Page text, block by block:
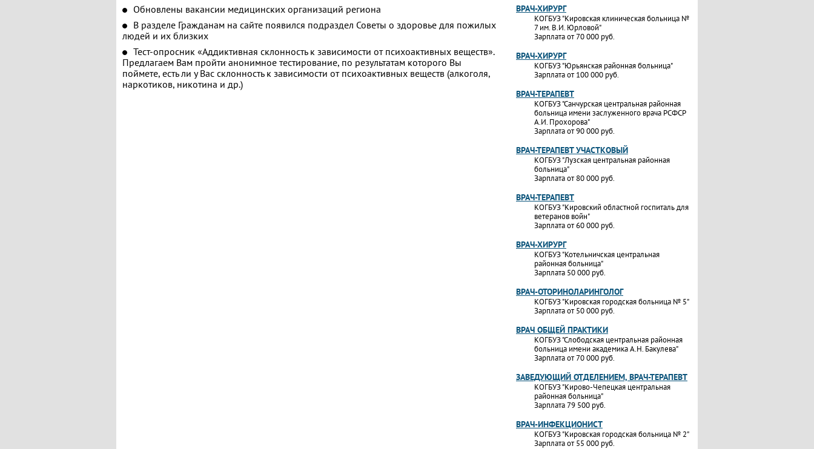
Обновлены вакансии медицинских организаций региона
В разделе Гражданам на сайте появился подраздел Советы о здоровье для пожилых
людей и их близких
Тест-опросник «Аддиктивная склонность к зависимости от психоактивных веществ».
Предлагаем Вам пройти анонимное тестирование, по результатам которого Вы
поймете, есть ли у Вас склонность к зависимости от психоактивных веществ (алкоголя,
наркотиков, никотина и др.)
ВРАЧ-ХИРУРГ
КОГБУЗ "Кировская клиническая больница №
7 им. В.И. Юрловой"
Зарплата от 70 000 руб.
ВРАЧ-ХИРУРГ
КОГБУЗ "Юрьянская районная больница"
Зарплата от 100 000 руб.
ВРАЧ-ТЕРАПЕВТ
КОГБУЗ "Санчурская центральная районная
больница имени заслуженного врача РСФСР
А.И. Прохорова"
Зарплата от 90 000 руб.
ВРАЧ-ТЕРАПЕВТ УЧАСТКОВЫЙ
КОГБУЗ "Лузская центральная районная
больница"
Зарплата от 80 000 руб.
ВРАЧ-ТЕРАПЕВТ
КОГБУЗ "Кировский областной госпиталь для
ветеранов войн"
Зарплата от 60 000 руб.
ВРАЧ-ХИРУРГ
КОГБУЗ "Котельничская центральная
районная больница"
Зарплата 50 000 руб.
ВРАЧ-ОТОРИНОЛАРИНГОЛОГ
КОГБУЗ "Кировская городская больница № 5"
Зарплата от 50 000 руб.
ВРАЧ ОБЩЕЙ ПРАКТИКИ
КОГБУЗ "Слободская центральная районная
больница имени академика А.Н. Бакулева"
Зарплата от 70 000 руб.
ЗАВЕДУЮЩИЙ ОТДЕЛЕНИЕМ, ВРАЧ-ТЕРАПЕВТ
КОГБУЗ "Кирово-Чепецкая центральная
районная больница"
Зарплата 79 500 руб.
ВРАЧ-ИНФЕКЦИОНИСТ
КОГБУЗ "Кировская городская больница № 2"
Зарплата от 55 000 руб.